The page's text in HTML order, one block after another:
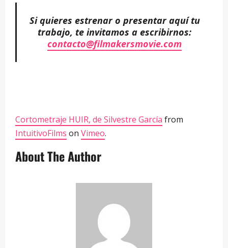
Si quieres estrenar o presentar aquí tu
trabajo, te invitamos a escribirnos:
contacto@filmakersmovie.com
Cortometraje HUIR, de Silvestre García from
IntuitivoFilms on Vimeo.
About The Author